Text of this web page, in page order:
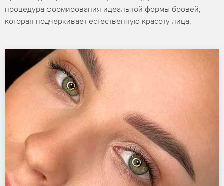
процедура формирования идеальной формы бровей,
которая подчеркивает естественную красоту лица.